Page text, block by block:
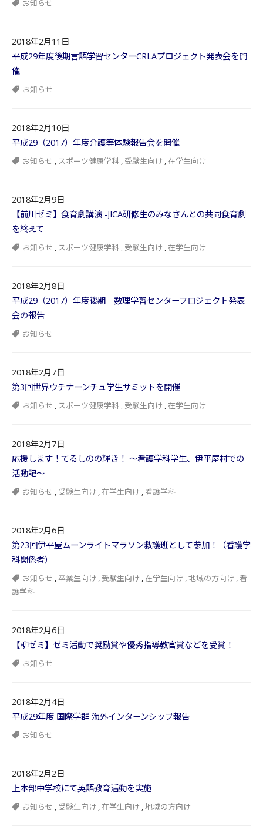
お知らせ
2018年2月11日
平成29年度後期言語学習センターCRLAプロジェクト発表会を開
催
お知らせ
2018年2月10日
平成29（2017）年度介護等体験報告会を開催
お知らせ , スポーツ健康学科 , 受験生向け ,在学生向け
2018年2月9日
【前川ゼミ】食育劇講演 -JICA研修生のみなさんとの共同食育劇
を終えて-
お知らせ , スポーツ健康学科 , 受験生向け ,在学生向け
2018年2月8日
平成29（2017）年度後期 数理学習センタープロジェクト発表
会の報告
お知らせ
2018年2月7日
第3回世界ウチナーンチュ学生サミットを開催
お知らせ , スポーツ健康学科 , 受験生向け ,在学生向け
2018年2月7日
応援します！てるしのの輝き！ ～看護学科学生、伊平屋村での
活動記～
お知らせ , 受験生向け ,在学生向け ,看護学科
2018年2月6日
第23回伊平屋ムーンライトマラソン救護班として参加！（看護学
科関係者）
お知らせ ,卒業生向け , 受験生向け ,在学生向け ,地域の方向け ,看
護学科
2018年2月6日
【柳ゼミ】ゼミ活動で奨励賞や優秀指導教官賞などを受賞！
お知らせ
2018年2月4日
平成29年度 国際学群 海外インターンシップ報告
お知らせ
2018年2月2日
上本部中学校にて英語教育活動を実施
お知らせ , 受験生向け ,在学生向け ,地域の方向け